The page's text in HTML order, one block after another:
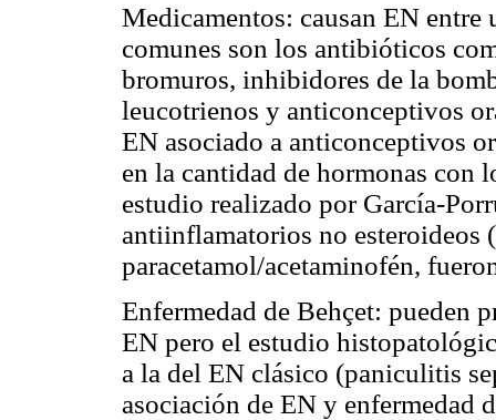
Medicamentos: causan EN entre
comunes son los antibióticos
bromuros, inhibidores de la
leucotrienos y anticonceptivos
EN asociado a anticonceptivos
en la cantidad de hormonas con
estudio realizado por García-
antiinflamatorios no esteroideos
paracetamol/acetaminofén,
Enfermedad de Behçet: pueden
EN pero el estudio
a la del EN clásico (paniculitis
asociación de EN y enfermedad